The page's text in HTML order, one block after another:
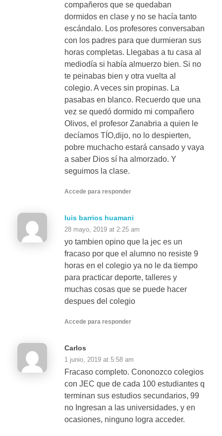
compañeros que se quedaban
dormidos en clase y no se hacía tanto
escándalo. Los profesores conversaban
con los padres para que durmieran sus
horas completas. Llegabas a tu casa al
mediodía si había almuerzo bien. Si no
te peinabas bien y otra vuelta al
colegio. A veces sin propinas. La
pasabas en blanco. Recuerdo que una
vez se quedó dormido mi compañero
Olivos, el profesor Zanabria a quien le
decíamos TÍO,dijo, no lo despierten,
pobre muchacho estará cansado y vaya
a saber Dios sí ha almorzado. Y
seguimos la clase.
Accede para responder
luis barrios huamani
28 mayo, 2019 at 2:25 am
yo tambien opino que la jec es un
fracaso por que el alumno no resiste 9
horas en el colegio ya no le da tiempo
para practicar deporte, talleres y
muchas cosas que se puede hacer
despues del colegio
Accede para responder
Carlos
1 junio, 2019 at 5:58 am
Fracaso completo. Cononozco colegios
con JEC que de cada 100 estudiantes q
terminan sus estudios secundarios, 99
no Ingresan a las universidades, y en
ocasiones, ninguno logra acceder.